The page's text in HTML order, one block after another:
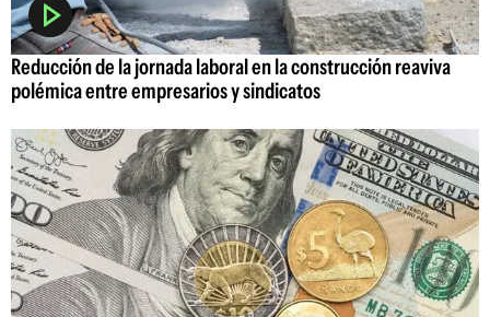
Reducción de la jornada laboral en la construcción reaviva
polémica entre empresarios y sindicatos